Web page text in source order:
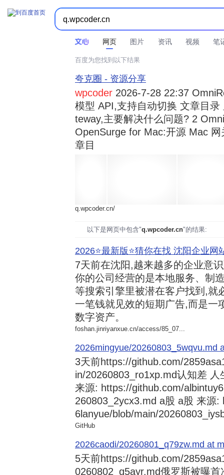
网页 图片 资讯 视频 笔
时间不限  所有网页和文件  站点内检索 
百度为您找到以下结果
夸克圈 - 资源分享
wpcoder 2026-7-28 22:37
模型 API,支持自动切换 文章目
teway,主要解决什么问题? 2
OpenSurge for Mac:开源 Mac
章目
q.wpcoder.cn/
以下是网页中包含"q.wpcoder.cn"的结果:
2026⭐️最新版⭐️猜你在找 沈阳企业网
7天前在沈阳,越来越多的企业意
你的公司经营的是本地服务、制
等搜索引擎里被潜在客户找到,就
一笔钱就见效的短期广告,而是一
数字资产。
foshan.jinriyanxue.cn/access/85_07...
2026mingyue/20260803_5wqvu.md
3天前https://github.com/
in/20260803_ro1xp.md认知差
来源: https://github.com/
260803_2ycx3.md a股 a股 来源
6lanyue/blob/main/
GitHub
2026caodi/20260801_q79zw.md at
5天前https://github.com/
0260802_q5ayr.md俄罗斯被曝